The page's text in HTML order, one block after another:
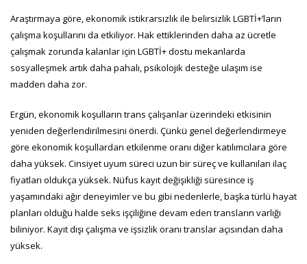
Araştırmaya göre, ekonomik istikrarsızlık ile belirsizlik LGBTİ+’ların
çalışma koşullarını da etkiliyor. Hak ettiklerinden daha az ücretle
çalışmak zorunda kalanlar için LGBTİ+ dostu mekanlarda
sosyalleşmek artık daha pahalı, psikolojik desteğe ulaşım ise
madden daha zor.
Ergün, ekonomik koşulların trans çalışanlar üzerindeki etkisinin
yeniden değerlendirilmesini önerdi. Çünkü genel değerlendirmeye
göre ekonomik koşullardan etkilenme oranı diğer katılımcılara göre
daha yüksek. Cinsiyet uyum süreci uzun bir süreç ve kullanılan ilaç
fiyatları oldukça yüksek. Nüfus kayıt değişikliği süresince iş
yaşamındaki ağır deneyimler ve bu gibi nedenlerle, başka türlü hayat
planları olduğu halde seks işçiliğine devam eden transların varlığı
biliniyor. Kayıt dışı çalışma ve işsizlik oranı translar açısından daha
yüksek.